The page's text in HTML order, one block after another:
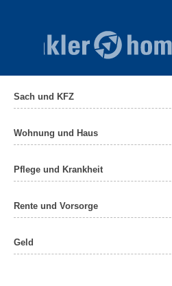
Sach und KFZ
Wohnung und Haus
Pflege und Krankheit
Rente und Vorsorge
Geld